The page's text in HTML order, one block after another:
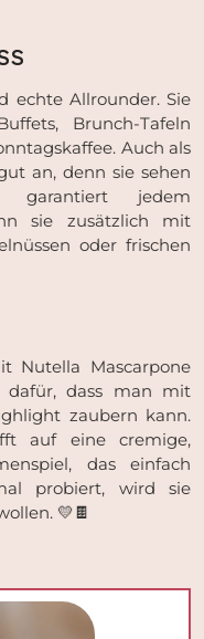
echte Allrounder. Sie
Brunch-Tafeln
Auch als
an, denn sie sehen
jedem
sie zusätzlich mit
oder frischen
Nutella Mascarpone
dafür, dass man mit
zaubern kann.
auf eine cremige,
das einfach
probiert, wird sie
💛🍫